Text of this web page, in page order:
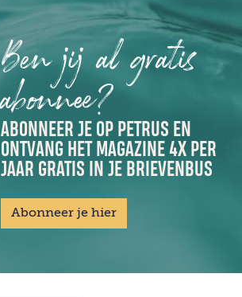
Ben jij al gratis
abonnee?
ABONNEER JE OP PETRUS EN
ONTVANG HET MAGAZINE 4X PER
JAAR GRATIS IN JE BRIEVENBUS
Abonneer je hier